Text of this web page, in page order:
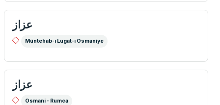
عزاز
Müntehab-ı Lugat-ı Osmaniye
عزاز
Osmani - Rumca